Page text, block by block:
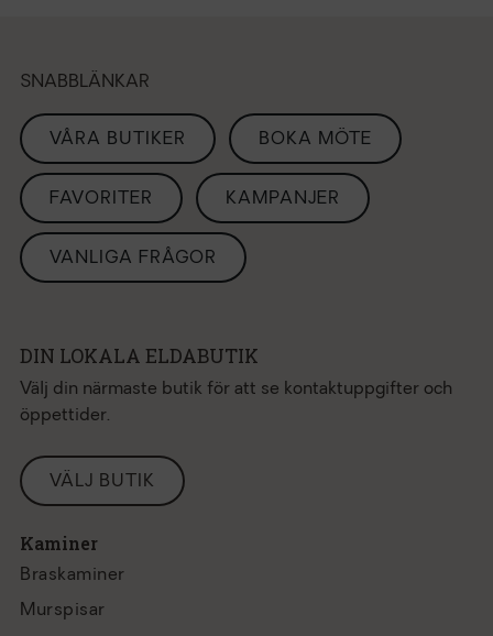
SNABBLÄNKAR
VÅRA BUTIKER BOKA MÖTE
FAVORITER KAMPANJER
VANLIGA FRÅGOR
DIN LOKALA ELDABUTIK
Välj din närmaste butik för att se kontaktuppgifter och
öppettider.
VÄLJ BUTIK
Kaminer
Braskaminer
Murspisar